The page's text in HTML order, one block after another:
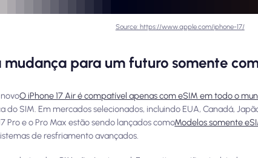
Source: https://www.apple.com/iphone-17/
mudança para um futuro somente
O iPhone 17 Air é compatível apenas com eSIM em todo o
do SIM. Em mercados selecionados, incluindo EUA, Canadá,
Pro e o Pro Max estão sendo lançados comoModelos somente
de resfriamento avançados.